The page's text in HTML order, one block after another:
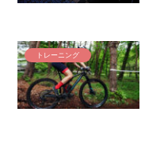
トレーニング